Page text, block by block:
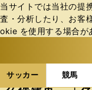
当サイトでは当社の提
査・分析したり、お客
okie を使⽤する場合が
サッカー 競馬
ス
サッカーの記